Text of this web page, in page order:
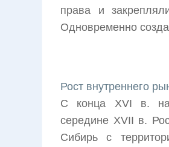
права и
Одновременно
Рост внутреннего
С конца XVI в.
середине XVII в.
Сибирь с